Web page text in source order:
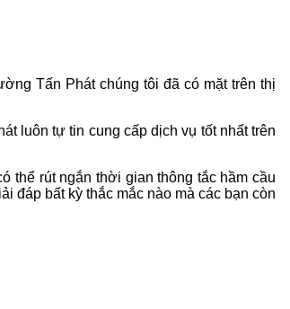
Tấn Phát chúng tôi đã có mặt trên thị
luôn tự tin cung cấp dịch vụ tốt nhất trên
thể rút ngắn thời gian thông tắc hầm cầu
đáp bất kỳ thắc mắc nào mà các bạn còn